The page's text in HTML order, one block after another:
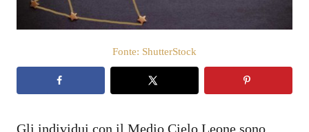
Fonte: ShutterStock
Gli individui con il Medio Cielo Leone sono